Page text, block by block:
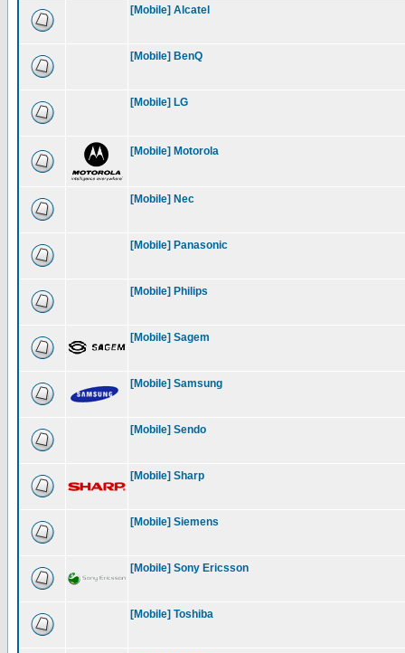
[Mobile] Alcatel
[Mobile] BenQ
[Mobile] LG
[Mobile] Motorola
[Mobile] Nec
[Mobile] Panasonic
[Mobile] Philips
[Mobile] Sagem
[Mobile] Samsung
[Mobile] Sendo
[Mobile] Sharp
[Mobile] Siemens
[Mobile] Sony Ericsson
[Mobile] Toshiba